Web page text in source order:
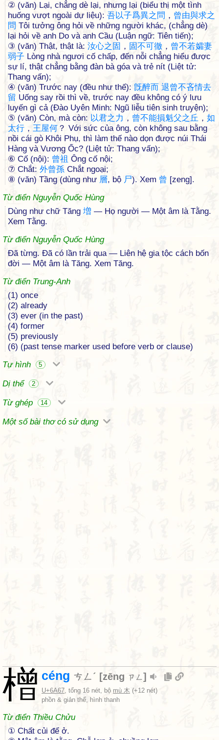
② (văn) Lại, chẳng dè lại, nhưng lại (biểu thị một tình
huống vượt ngoài dự liệu): 吾以子爲異之 問 ， 曾由與求之
問 Tôi tưởng ông hỏi về những người khác, (chẳng dè)
lại hỏi về anh Do và anh Cầu (Luận ngữ: Tiên tiến);
③ (văn) Thật, thật là: 汝心之 固 ， 固不可徹 ， 曾不若孀妻
弱子 Lòng nhà ngươi cố chấp, đến nỗi chẳng hiểu được
sự lí, thật chẳng bằng đàn bà góa và trẻ nít (Liệt tử:
Thang vấn);
④ (văn) Trước nay (đều như thế): 旣醉而 退曾不吝情去
留 Uống say rồi thì về, trước nay đều không có ý lưu
luyến gì cả (Đào Uyên Minh: Ngũ liễu tiên sinh truyện);
⑤ (văn) Còn, mà còn: 以君之力 ， 曾不能損魁父之丘 ， 如
太行 ， 王屋何 ？ Với sức của ông, còn không sau bằng
nồi cái gò Khôi Phụ, thì làm thế nào dọn được núi Thái
Hàng và Vương Ốc? (Liệt tử: Thang vấn);
⑥ Cố (nội): 曾祖 Ông cố nội;
⑦ Chắt: 外曾孫 Chắt ngoại;
⑧ (văn) Tầng (dùng như 層, bộ 尸). Xem 曾 [zeng].
Từ điển Nguyễn Quốc Hùng
Dùng như chữ Tăng 増 — Họ người — Một âm là Tằng.
Xem Tằng.
Từ điển Nguyễn Quốc Hùng
Đã từng. Đã có lần trải qua — Liên hệ gia tộc cách bốn
đời — Một âm là Tăng. Xem Tăng.
Từ điển Trung-Anh
(1) once
(2) already
(3) ever (in the past)
(4) former
(5) previously
(6) (past tense marker used before verb or clause)
Tự hình
5
Dị thể 2
Từ ghép 14
Một số bài thơ có sử dụng
橧 céng ㄘㄥˊ [zēng ㄗㄥ]
U+6A67, tổng 16 nét, bộ mù 木 (+12 nét)
phồn & giản thể, hình thanh
Từ điển Thiều Chửu
① Chất củi để ở.